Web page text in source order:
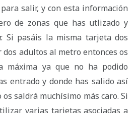
salir, y con esta información
de zonas que has utlizado y
Si pasáis la misma tarjeta dos
adultos al metro entonces os
máxima ya que no ha podido
entrado y donde has salido así
saldrá muchísimo más caro. Si
varias tarjetas asociadas a